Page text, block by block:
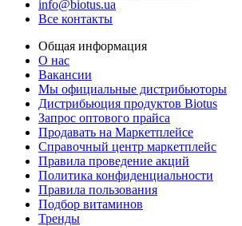
info@biotus.ua
Все контакты
Общая информация
О нас
Вакансии
Мы официальные дистрибьюторы
Дистрибьюция продуктов Biotus
Запрос оптового прайса
Продавать на Маркетплейсе
Справочный центр маркетплейс
Правила проведение акций
Политика конфиденциальности
Правила пользования
Подбор витаминов
Тренды